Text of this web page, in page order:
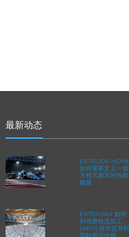
最新动态
EXTRUDE HONE
如何重新定义一级
EXTRUSAX 如何
利用磨粒流加工